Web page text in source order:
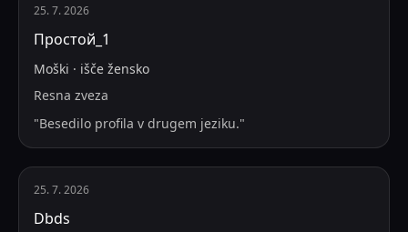
25. 7. 2026
Простой_1
Moški · išče žensko
Resna zveza
"Besedilo profila v drugem jeziku."
25. 7. 2026
Dbds